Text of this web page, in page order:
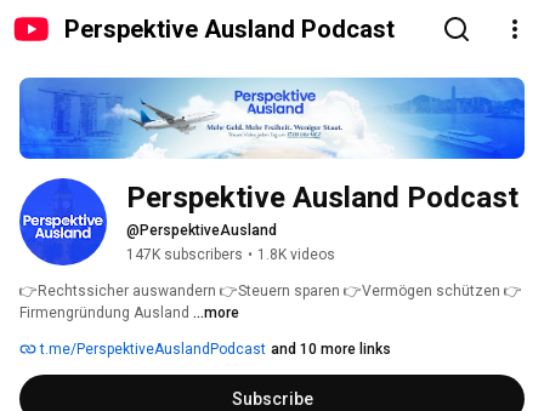
Perspektive Ausland Podcast
Perspektive Ausland Podcast
@PerspektiveAusland
147K subscribers • 1.8K videos
👉Rechtssicher auswandern 👉Steuern sparen 👉Vermögen schützen 👉
Firmengründung Ausland ...more
t.me/PerspektiveAuslandPodcast and 10 more links
Subscribe